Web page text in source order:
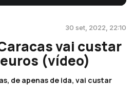
30 set, 2022, 22:10
vai custar
(vídeo)
de apenas de ida, vai custar